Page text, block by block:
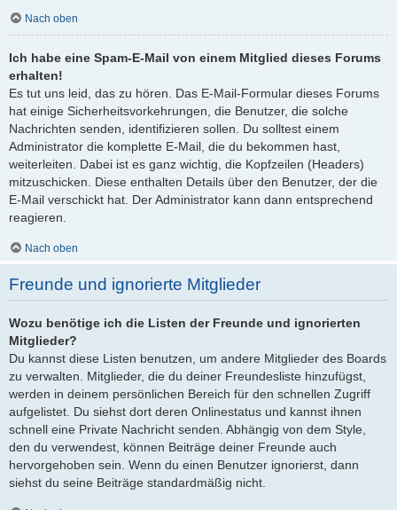
Nach oben
Ich habe eine Spam-E-Mail von einem Mitglied dieses Forums
erhalten!
Es tut uns leid, das zu hören. Das E-Mail-Formular dieses Forums
hat einige Sicherheitsvorkehrungen, die Benutzer, die solche
Nachrichten senden, identifizieren sollen. Du solltest einem
Administrator die komplette E-Mail, die du bekommen hast,
weiterleiten. Dabei ist es ganz wichtig, die Kopfzeilen (Headers)
mitzuschicken. Diese enthalten Details über den Benutzer, der die
E-Mail verschickt hat. Der Administrator kann dann entsprechend
reagieren.
Nach oben
Freunde und ignorierte Mitglieder
Wozu benötige ich die Listen der Freunde und ignorierten
Mitglieder?
Du kannst diese Listen benutzen, um andere Mitglieder des Boards
zu verwalten. Mitglieder, die du deiner Freundesliste hinzufügst,
werden in deinem persönlichen Bereich für den schnellen Zugriff
aufgelistet. Du siehst dort deren Onlinestatus und kannst ihnen
schnell eine Private Nachricht senden. Abhängig von dem Style,
den du verwendest, können Beiträge deiner Freunde auch
hervorgehoben sein. Wenn du einen Benutzer ignorierst, dann
siehst du seine Beiträge standardmäßig nicht.